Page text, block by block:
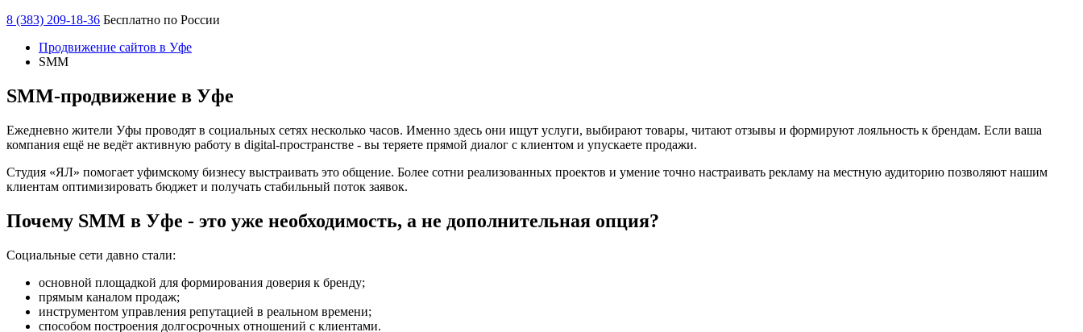
8 (383) 209-18-36 Бесплатно по России
Продвижение сайтов в Уфе
SMM
SMM‑продвижение в Уфе
Ежедневно жители Уфы проводят в социальных сетях несколько часов. Именно здесь они ищут услуги, выбирают товары, читают отзывы и формируют лояльность к брендам. Если ваша
компания ещё не ведёт активную работу в digital-пространстве - вы теряете прямой диалог с клиентом и упускаете продажи.
Студия «ЯЛ» помогает уфимскому бизнесу выстраивать это общение. Более сотни реализованных проектов и умение точно настраивать рекламу на местную аудиторию позволяют нашим
клиентам оптимизировать бюджет и получать стабильный поток заявок.
Почему SMM в Уфе - это уже необходимость, а не дополнительная опция?
Социальные сети давно стали:
основной площадкой для формирования доверия к бренду;
прямым каналом продаж;
инструментом управления репутацией в реальном времени;
способом построения долгосрочных отношений с клиентами.